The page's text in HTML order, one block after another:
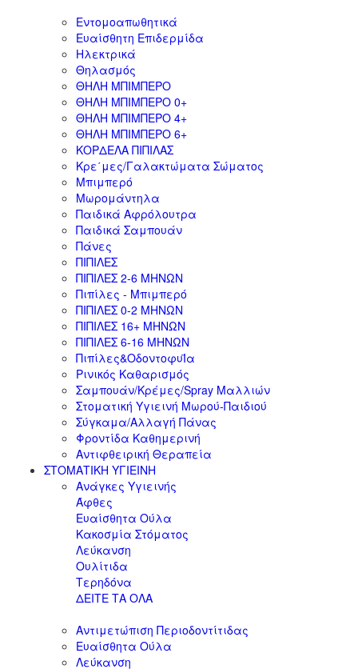
Εντομοαπωθητικά
Ευαίσθητη Επιδερμίδα
Ηλεκτρικά
Θηλασμός
ΘΗΛΗ ΜΠΙΜΠΕΡΟ
ΘΗΛΗ ΜΠΙΜΠΕΡΟ 0+
ΘΗΛΗ ΜΠΙΜΠΕΡΟ 4+
ΘΗΛΗ ΜΠΙΜΠΕΡΟ 6+
ΚΟΡΔΕΛΑ ΠΙΠΙΛΑΣ
Κρε΄μες/Γαλακτώματα Σώματος
Μπιμπερό
Μωρομάντηλα
Παιδικά Αφρόλουτρα
Παιδικά Σαμπουάν
Πάνες
ΠΙΠΙΛΕΣ
ΠΙΠΙΛΕΣ 2-6 ΜΗΝΩΝ
Πιπίλες - Μπιμπερό
ΠΙΠΙΛΕΣ 0-2 ΜΗΝΩΝ
ΠΙΠΙΛΕΣ 16+ ΜΗΝΩΝ
ΠΙΠΙΛΕΣ 6-16 ΜΗΝΩΝ
Πιπίλες&ΟδοντοφυΪα
Ρινικός Καθαρισμός
Σαμπουάν/Κρέμες/Spray Μαλλιών
Στοματική Υγιεινή Μωρού-Παιδιού
Σύγκαμα/Αλλαγή Πάνας
Φροντίδα Καθημερινή
Αντιφθειρική Θεραπεία
ΣΤΟΜΑΤΙΚΗ ΥΓΙΕΙΝΗ
Ανάγκες Υγιεινής
Άφθες
Ευαίσθητα Ούλα
Κακοσμία Στόματος
Λεύκανση
Ουλίτιδα
Τερηδόνα
ΔΕΙΤΕ ΤΑ ΟΛΑ
Αντιμετώπιση Περιοδοντίτιδας
Ευαίσθητα Ούλα
Λεύκανση